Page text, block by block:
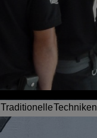
Traditionelle Techniken